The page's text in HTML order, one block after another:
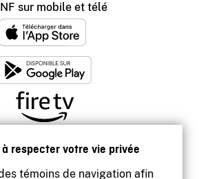
à respecter votre vie privée
témoins de navigation afin
sur mobile et télé